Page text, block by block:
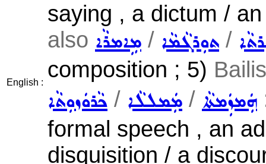
English :
saying , a dictum /
also ܡܹܐܡܪܵܐ / ܬܘܼܪܓܵܡܵܐ /
composition ; 5)
ܟܵܪܘܿܙܘܼܬܵܐ / ܡܲܡܠܠܵܐ / ܗܲܡܙܲܡܬܵܐ
formal speech , an
disquisition / a